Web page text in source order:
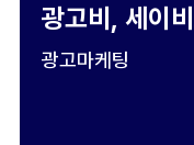
광고비, 세이
광고마케팅